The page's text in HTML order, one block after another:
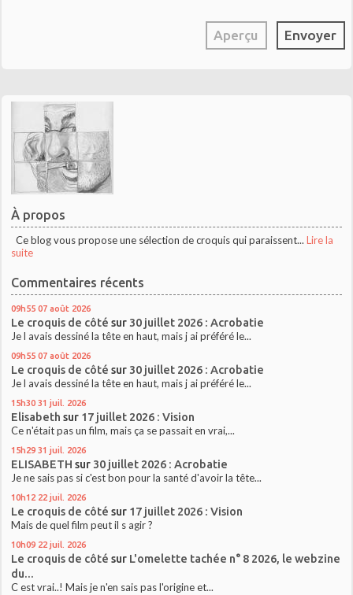
À propos
Ce blog vous propose une sélection de croquis qui paraissent... Lire la
suite
Commentaires récents
09h55 07 août 2026
Le croquis de côté sur 30 juillet 2026 : Acrobatie
Je l avais dessiné la tête en haut, mais j ai préféré le...
09h55 07 août 2026
Le croquis de côté sur 30 juillet 2026 : Acrobatie
Je l avais dessiné la tête en haut, mais j ai préféré le...
15h30 31 juil. 2026
Elisabeth sur 17 juillet 2026 : Vision
Ce n'était pas un film, mais ça se passait en vrai,...
15h29 31 juil. 2026
ELISABETH sur 30 juillet 2026 : Acrobatie
Je ne sais pas si c'est bon pour la santé d'avoir la tête...
10h12 22 juil. 2026
Le croquis de côté sur 17 juillet 2026 : Vision
Mais de quel film peut il s agir ?
10h09 22 juil. 2026
Le croquis de côté sur L'omelette tachée n° 8 2026, le webzine
du...
C est vrai..! Mais je n'en sais pas l'origine et...